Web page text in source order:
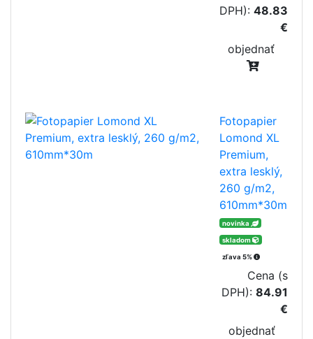
DPH): 48.83
€
objednať
Fotopapier
Lomond XL
Premium,
extra lesklý,
260 g/m2,
610mm*30m
novinka
skladom
zľava 5%
Cena (s
DPH): 84.91
€
objednať